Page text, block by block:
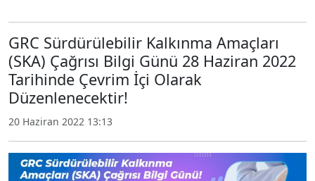
GRC Sürdürülebilir Kalkınma Amaçları
(SKA) Çağrısı Bilgi Günü 28 Haziran 2022
Tarihinde Çevrim İçi Olarak
Düzenlenecektir!
20 Haziran 2022 13:13